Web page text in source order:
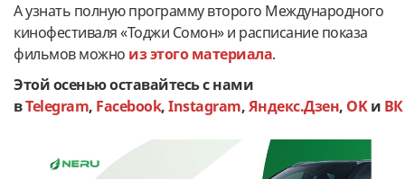
А узнать полную программу второго Международного
кинофестиваля «Тоджи Сомон» и расписание показа
фильмов можно из этого материала.
Этой осенью оставайтесь с нами
вTelegram, Facebook,Instagram,Яндекс.Дзен, OKи ВК